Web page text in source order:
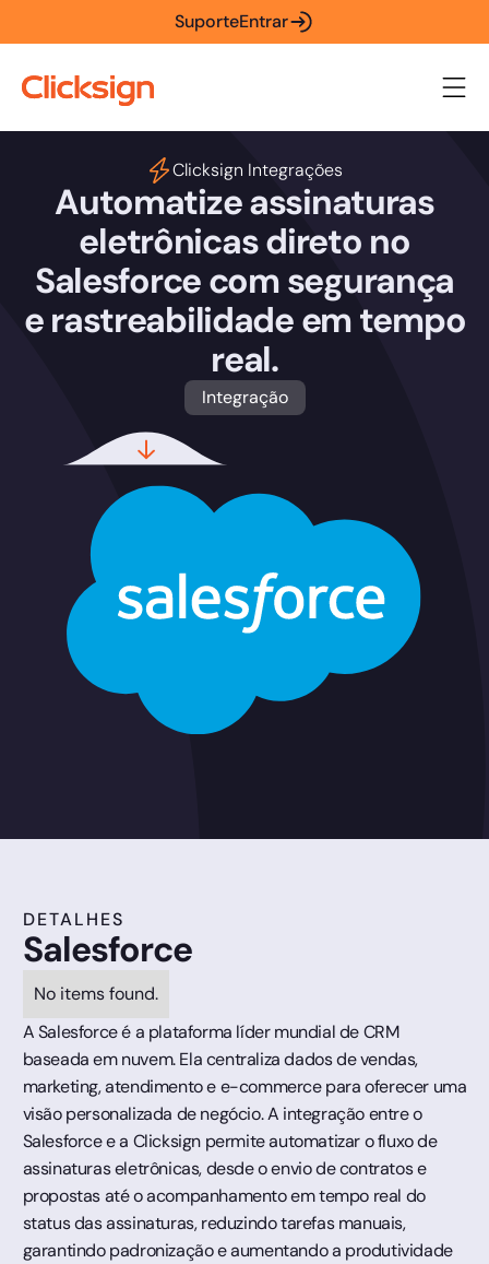
SuporteEntrar
Clicksign Integrações
Automatize assinaturas
eletrônicas direto no
Salesforce com segurança
e rastreabilidade em tempo
real.
Integração
DETALHES
Salesforce
No items found.
A Salesforce é a plataforma líder mundial de CRM
baseada em nuvem. Ela centraliza dados de vendas,
marketing, atendimento e e-commerce para oferecer uma
visão personalizada de negócio. A integração entre o
Salesforce e a Clicksign permite automatizar o fluxo de
assinaturas eletrônicas, desde o envio de contratos e
propostas até o acompanhamento em tempo real do
status das assinaturas, reduzindo tarefas manuais,
garantindo padronização e aumentando a produtividade